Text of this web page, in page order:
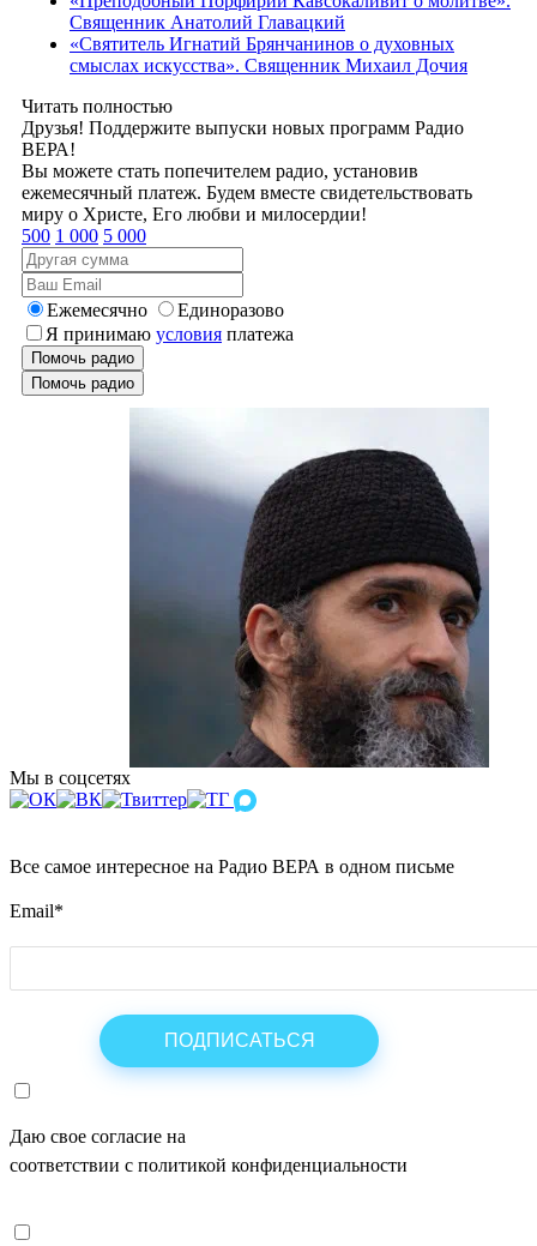
Священник Анатолий Главацкий
«Святитель Игнатий Брянчанинов о духовных
смыслах искусства». Священник Михаил Дочия
Читать полностью
Друзья! Поддержите выпуски новых программ Радио
ВЕРА!
Вы можете стать попечителем радио, установив
ежемесячный платеж. Будем вместе свидетельствовать
миру о Христе, Его любви и милосердии!
500 1 000 5 000
Ежемесячно
Единоразово
Я принимаю условия платежа
Помочь радио
Помочь радио
Мы в соцсетях
Все самое интересное на Радио ВЕРА в одном письме
Email*
Даю свое согласие на
соответствии с политикой конфиденциальности